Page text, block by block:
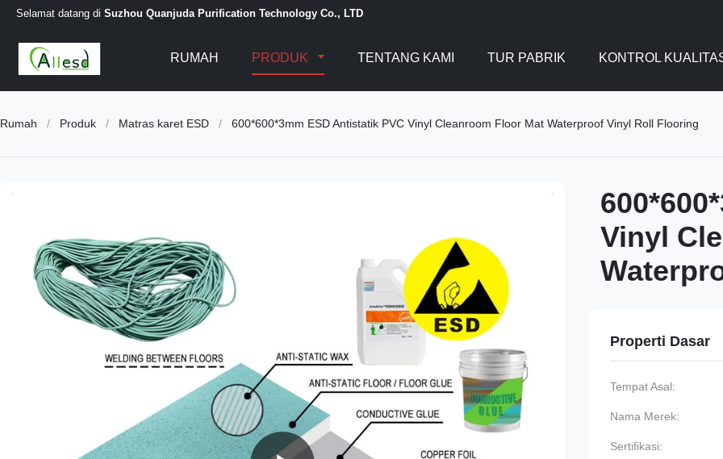
Selamat datang di Suzhou Quanjuda Purification Technology Co., LTD
RUMAH PRODUK TENTANG KAMI TUR PABRIK KONTROL
Rumah / Produk / Matras karet ESD / 600*600*3mm ESD Antistatik PVC Vinyl Cleanroom Floor Mat Waterproof Vinyl Roll Flooring
Vinyl
Properti Dasar
Tempat Asal:
Nama Merek:
Sertifikasi: